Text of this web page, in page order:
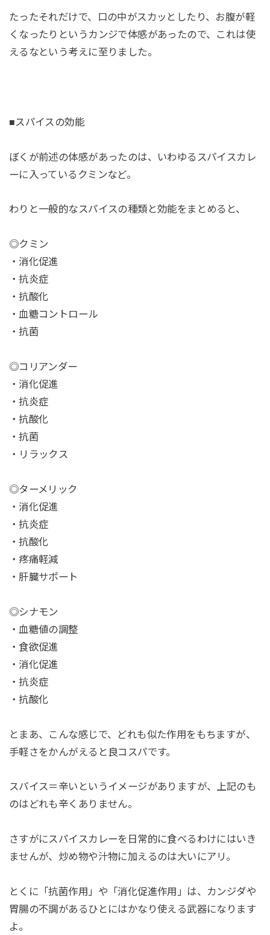
たったそれだけで、口の中がスカッとしたり、お腹が軽
くなったりというカンジで体感があったので、これは使
えるなという考えに至りました。
■スパイスの効能
ぼくが前述の体感があったのは、いわゆるスパイスカレ
ーに入っているクミンなど。
わりと一般的なスパイスの種類と効能をまとめると、
◎クミン
・消化促進
・抗炎症
・抗酸化
・血糖コントロール
・抗菌
◎コリアンダー
・消化促進
・抗炎症
・抗酸化
・抗菌
・リラックス
◎ターメリック
・消化促進
・抗炎症
・抗酸化
・疼痛軽減
・肝臓サポート
◎シナモン
・血糖値の調整
・食欲促進
・消化促進
・抗炎症
・抗酸化
とまあ、こんな感じで、どれも似た作用をもちますが、
手軽さをかんがえると良コスパです。
スパイス＝辛いというイメージがありますが、上記のも
のはどれも辛くありません。
さすがにスパイスカレーを日常的に食べるわけにはいき
ませんが、炒め物や汁物に加えるのは大いにアリ。
とくに「抗菌作用」や「消化促進作用」は、カンジダや
胃腸の不調があるひとにはかなり使える武器になります
よ。